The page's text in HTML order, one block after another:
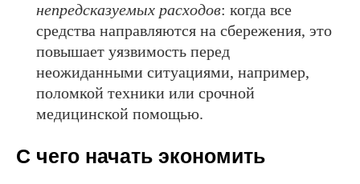
непредсказуемых расходов: когда все
средства направляются на сбережения, это
повышает уязвимость перед
неожиданными ситуациями, например,
поломкой техники или срочной
медицинской помощью.
С чего начать экономить